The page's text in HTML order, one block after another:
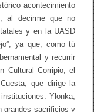
acontecimiento
al decirme que no
y en la UASD
ya que, como tú
y recurrir
Cultural Corripio, el
que dirige la
Ylonka,
grandes sacrificios y